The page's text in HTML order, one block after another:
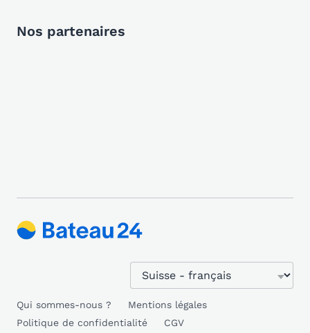
Nos partenaires
Qui sommes-nous ?
Mentions légales
Politique de confidentialité
CGV